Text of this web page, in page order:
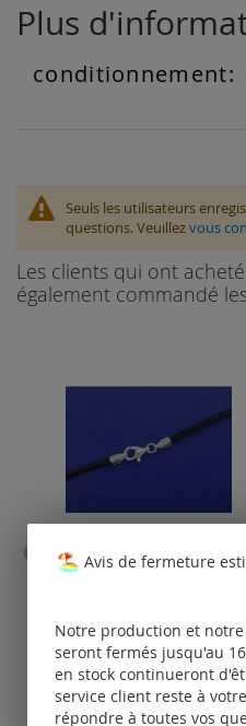
Plus
Plus
Seuls les utilisateurs
questions. Veuillezvous
Les clients qui ont
également commandé
fil de coton avec embouts
Tarifs
disponibles
uniquement
pour les clients
enregistrés.
Avis de fermeture
Notre production et
seront fermés jusqu'au
en stock continueront
service client reste à
répondre à toutes vos